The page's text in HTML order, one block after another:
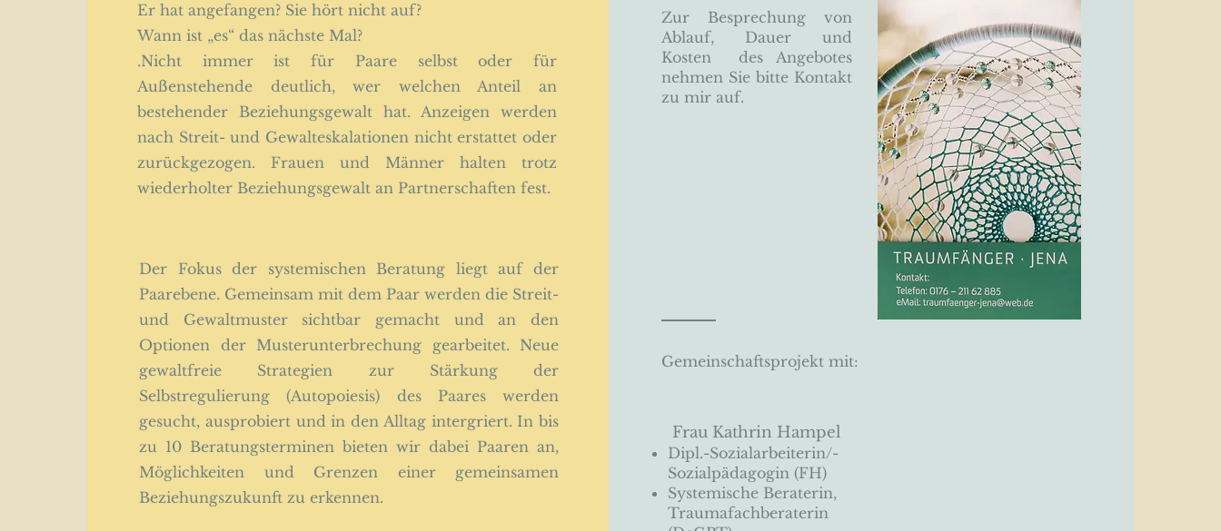
Er hat angefangen? Sie hört nicht auf?
Wann ist „es“ das nächste Mal?
.Nicht immer ist für Paare selbst oder für
Außenstehende deutlich, wer welchen Anteil an
bestehender Beziehungsgewalt hat. Anzeigen werden
nach Streit- und Gewalteskalationen nicht erstattet oder
zurückgezogen. Frauen und Männer halten trotz
wiederholter Beziehungsgewalt an Partnerschaften fest.
Der Fokus der systemischen Beratung liegt auf der
Paarebene. Gemeinsam mit dem Paar werden die Streit-
und Gewaltmuster sichtbar gemacht und an den
Optionen der Musterunterbrechung gearbeitet. Neue
gewaltfreie Strategien zur Stärkung der
Selbstregulierung (Autopoiesis) des Paares werden
gesucht, ausprobiert und in den Alltag intergriert. In bis
zu 10 Beratungsterminen bieten wir dabei Paaren an,
Möglichkeiten und Grenzen einer gemeinsamen
Beziehungszukunft zu erkennen.
Zur Besprechung von
Ablauf, Dauer und
Kosten des Angebotes
nehmen Sie bitte Kontakt
zu mir auf.
Gemeinschaftsprojekt mit:
Frau Kathrin Hampel
Dipl.-Sozialarbeiterin/-
Sozialpädagogin (FH)
Systemische Beraterin,
Traumafachberaterin